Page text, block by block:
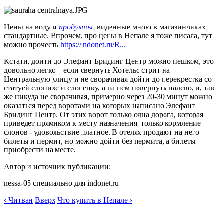
Цены на воду и продукты, виденные мною в магазинчиках,
стандартные. Впрочем, про цены в Непале я тоже писала, тут
можно прочесть https://indonet.ru/R...
Кстати, дойти до Элефант Бридинг Центр можно пешком, это
довольно легко – если свернуть Хотельс стрит на
Центральную улицу и не сворачивая дойти до перекрестка со
статуей слонихе и слоненку, а на нем повернуть налево, и, так
же никуда не сворачивая, примерно через 20-30 минут можно
оказаться перед воротами на которых написано Элефант
Бридинг Центр. От этих ворот только одна дорога, которая
приведет прямиком к месту назначения, только кормление
слонов - удовольствие платное. В отелях продают на него
билеты и пермит, но можно дойти без пермита, а билеты
приобрести на месте.
Автор и источник публикации:
nessa-05 специально для indonet.ru
‹ Читван Вверх Что купить в Непале ›